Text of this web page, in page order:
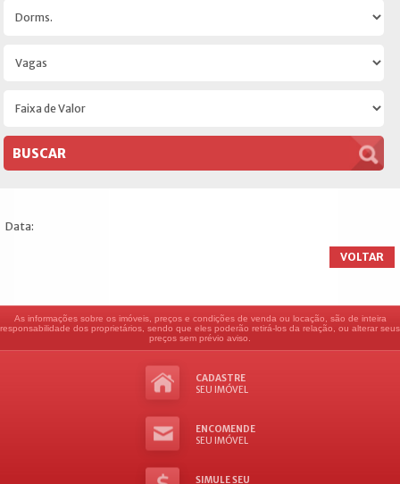
Data:
VOLTAR
As informações sobre os imóveis, preços e condições de venda ou locação, são de inteira
responsabilidade dos proprietários, sendo que eles poderão retirá-los da relação, ou alterar seus
preços sem prévio aviso.
CADASTRE
SEU IMÓVEL
ENCOMENDE
SEU IMÓVEL
SIMULE SEU